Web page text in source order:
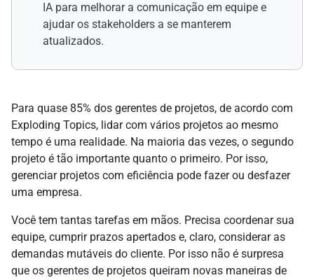
IA para melhorar a comunicação em equipe e
ajudar os stakeholders a se manterem
atualizados.
Para quase 85% dos gerentes de projetos, de acordo com
Exploding Topics, lidar com vários projetos ao mesmo
tempo é uma realidade. Na maioria das vezes, o segundo
projeto é tão importante quanto o primeiro. Por isso,
gerenciar projetos com eficiência pode fazer ou desfazer
uma empresa.
Você tem tantas tarefas em mãos. Precisa coordenar sua
equipe, cumprir prazos apertados e, claro, considerar as
demandas mutáveis do cliente. Por isso não é surpresa
que os gerentes de projetos queiram novas maneiras de